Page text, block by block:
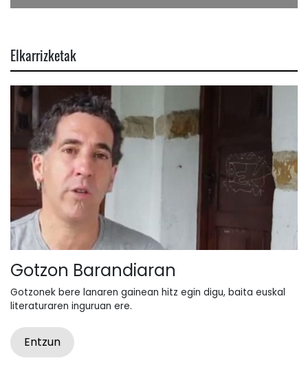
Elkarrizketak
Gotzon Barandiaran
Gotzonek bere lanaren gainean hitz egin digu, baita euskal
literaturaren inguruan ere.
Entzun